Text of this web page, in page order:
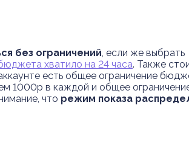
без ограничений, если же выбрать
хватило на 24 часа. Также
есть общее ограничение
1000р в каждой и общее
что режим показа